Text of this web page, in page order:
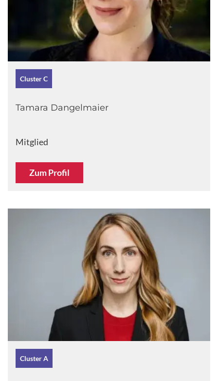
Cluster C
Tamara Dangelmaier
Mitglied
Zum Profil
Cluster A